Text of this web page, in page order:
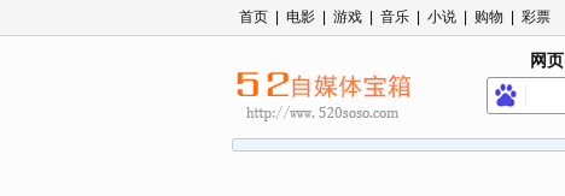
首页 电影 游戏 音乐 小说 购物 彩票
网页